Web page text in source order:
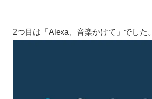
2つ目は「Alexa、音楽かけて」でした。